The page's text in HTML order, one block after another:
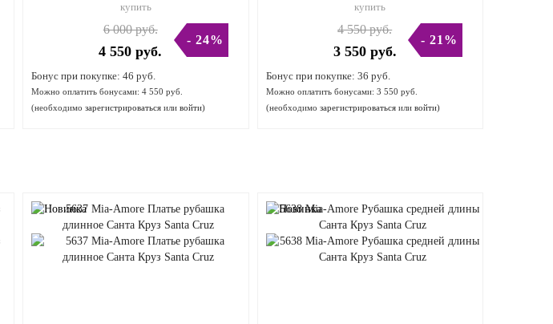
купить
6 000 руб.
4 550 руб.
- 24%
Бонус при покупке: 46 руб.
Можно оплатить бонусами: 4 550 руб.
(необходимо зарегистрироваться или войти)
купить
4 550 руб.
3 550 руб.
- 21%
Бонус при покупке: 36 руб.
Можно оплатить бонусами: 3 550 руб.
(необходимо зарегистрироватьсяили войти)